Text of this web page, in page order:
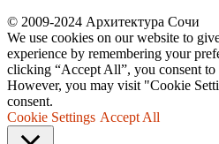
© 2009-2024 Архитектура Сочи
We use cookies on our website to
experience by remembering your
clicking “Accept All”, you consent
However, you may visit "Cookie
consent.
Cookie Settings Accept All